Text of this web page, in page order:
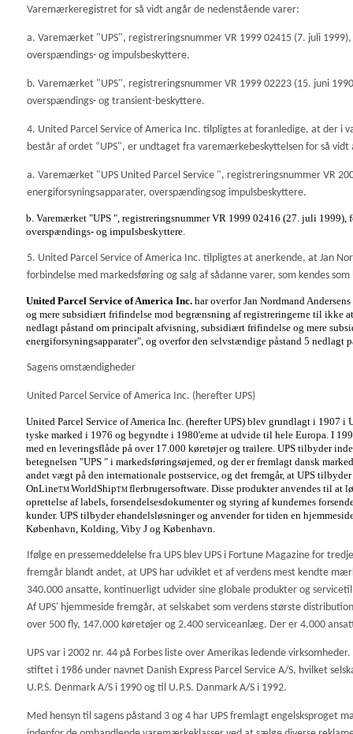
Varemærkeregistret for så vidt angår de nedenstående varer:
a. Varemærket "UPS", registreringsnummer VR 1999 02415 (7. juli
overspændings- og impulsbeskyttere.
b. Varemærket "UPS", registreringsnummer VR 1999 02223 (15. juni
overspændings- og transient-beskyttere.
4. United Parcel Service of America Inc. tilpligtes at foranledige, at der
består af ordet “UPS", er undtaget fra varemærkebeskyttelsen for så
a. Varemærket "UPS United Parcel Service ", registreringsnummer VR
energiforsyningsapparater, overspændingsog impulsbeskyttere.
b. Varemærket "UPS ", registreringsnummer VR 1999 02416 (27. juli 1999),
overspændings- og impulsbeskyttere.
5. United Parcel Service of America Inc. tilpligtes at anerkende, at Jan
forbindelse med markedsføring og salg af sådanne varer, som kendes
United Parcel Service of America Inc. har overfor Jan Nordmand
og mere subsidiært frifindelse mod begrænsning af registreringerne til ikke
nedlagt påstand om principalt afvisning, subsidiært frifindelse og mere
energiforsyningsapparater", og overfor den selvstændige påstand 5 nedlagt
Sagens omstændigheder
United Parcel Service of America Inc. (herefter UPS)
United Parcel Service of America Inc. (herefter UPS) blev grundlagt i 1907
tyske marked i 1976 og begyndte i 1980'erne at udvide til hele Europa. I
med en leveringsflåde på over 17.000 køretøjer og trailere. UPS tilbyder
betegnelsen "UPS " i markedsføringsøjemed, og der er fremlagt dansk
andet vægt på den internationale postservice, og det fremgår, at UPS
OnLineTM WorldShipTM flerbrugersoftware. Disse produkter anvendes til at
oprettelse af labels, forsendelsesdokumenter og styring af kundernes
kunder. UPS tilbyder ehandelsløsninger og anvender for tiden en
København, Kolding, Viby J og København.
Ifølge en pressemeddelelse fra UPS blev UPS i Fortune Magazine for
fremgår blandt andet, at UPS har udviklet et af verdens mest kendte
340.000 ansatte, kontinuerligt udvider sine globale produkter og
Af UPS' hjemmeside fremgår, at selskabet som verdens største
over 500 fly, 147.000 køretøjer og 2.400 serviceanlæg. Der er 4.000
UPS var i 2002 nr. 44 på Forbes liste over Amerikas ledende
stiftet i 1986 under navnet Danish Express Parcel Service A/S, hvilket
U.P.S. Denmark A/S i 1990 og til U.P.S. Danmark A/S i 1992.
Med hensyn til sagens påstand 3 og 4 har UPS fremlagt